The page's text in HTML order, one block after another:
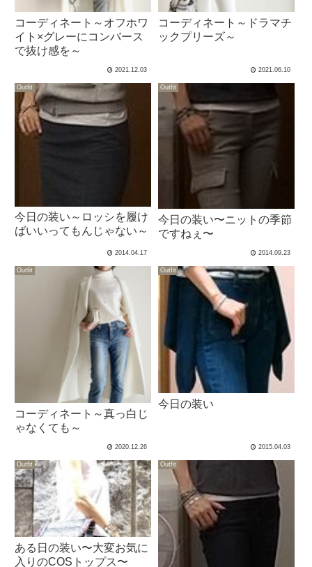
コーディネート～オフホワ
イト×グレーにコンバース
で抜け感を～
2021.12.03
コーディネート～ドラマチ
ックプリーズ～
2021.06.10
Outfit
今日の装い～ロッシを履け
ばいいってもんじゃない～
2014.04.17
Outfit
今日の装い〜ニットの季節
ですねぇ〜
2014.09.23
Outfit
コーディネート～真っ白じ
ゃなくても～
2020.12.26
Outfit
今日の装い
2015.04.03
Outfit
ある日の装い〜大変お気に
入りのCOSトップス〜
Outfit